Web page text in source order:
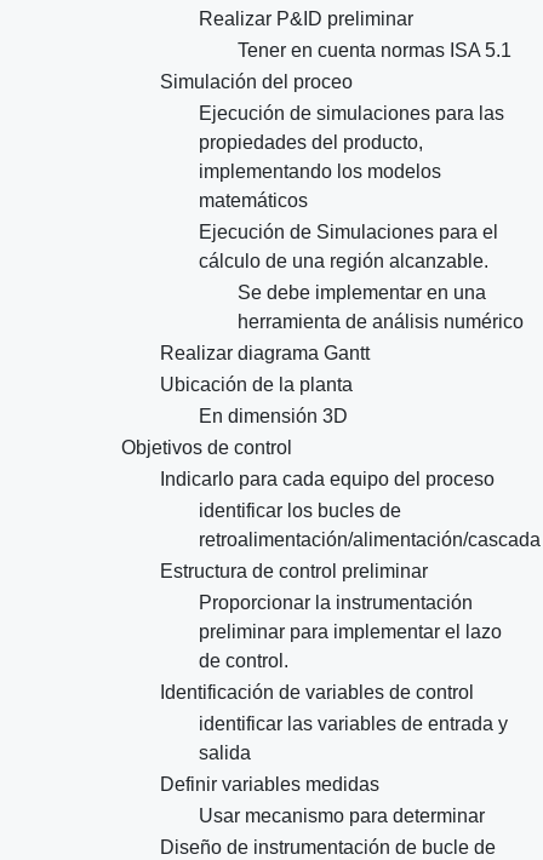
Realizar P&ID preliminar
Tener en cuenta normas ISA 5.1
Simulación del proceo
Ejecución de simulaciones para las
propiedades del producto,
implementando los modelos
matemáticos
Ejecución de Simulaciones para el
cálculo de una región alcanzable.
Se debe implementar en una
herramienta de análisis numérico
Realizar diagrama Gantt
Ubicación de la planta
En dimensión 3D
Objetivos de control
Indicarlo para cada equipo del proceso
identificar los bucles de
retroalimentación/alimentación/cascada
Estructura de control preliminar
Proporcionar la instrumentación
preliminar para implementar el lazo
de control.
Identificación de variables de control
identificar las variables de entrada y
salida
Definir variables medidas
Usar mecanismo para determinar
Diseño de instrumentación de bucle de